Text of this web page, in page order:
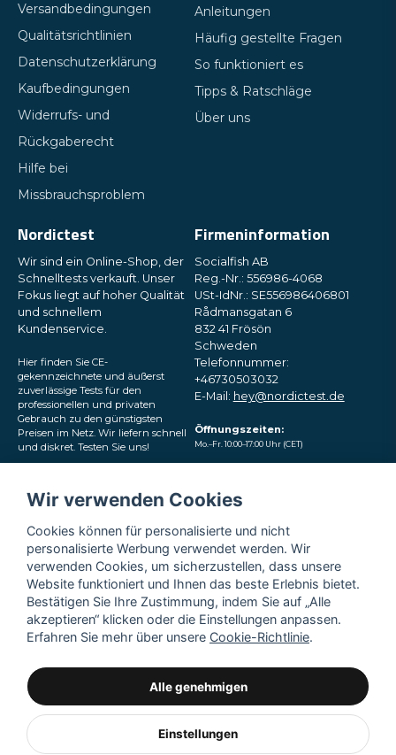
Versandbedingungen
Qualitätsrichtlinien
Datenschutzerklärung
Kaufbedingungen
Widerrufs- und
Rückgaberecht
Hilfe bei
Missbrauchsproblem
Anleitungen
Häufig gestellte Fragen
So funktioniert es
Tipps & Ratschläge
Über uns
Nordictest
Wir sind ein Online-Shop, der
Schnelltests verkauft. Unser
Fokus liegt auf hoher Qualität
und schnellem
Kundenservice.
Hier finden Sie CE-
gekennzeichnete und äußerst
zuverlässige Tests für den
professionellen und privaten
Gebrauch zu den günstigsten
Preisen im Netz. Wir liefern schnell
und diskret. Testen Sie uns!
sozialen Medien
Firmeninformation
Socialfish AB
Reg.-Nr.: 556986-4068
USt-IdNr.: SE556986406801
Rådmansgatan 6
832 41 Frösön
Schweden
Telefonnummer:
+46730503032
E-Mail: hey@nordictest.de
Öffnungszeiten:
Mo.–Fr. 10:00–17:00 Uhr (CET)
Wir verwenden Cookies
Cookies können für personalisierte und nicht
personalisierte Werbung verwendet werden. Wir
verwenden Cookies, um sicherzustellen, dass unsere
Website funktioniert und Ihnen das beste Erlebnis bietet.
Bestätigen Sie Ihre Zustimmung, indem Sie auf „Alle
akzeptieren“ klicken oder die Einstellungen anpassen.
Erfahren Sie mehr über unsere Cookie-Richtlinie.
Alle genehmigen
Einstellungen